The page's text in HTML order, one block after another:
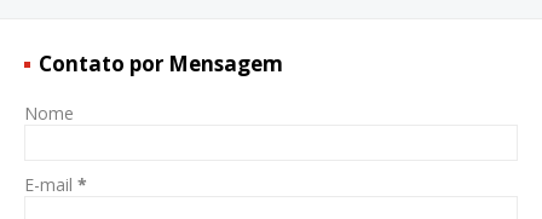
Contato por Mensagem
Nome
E-mail *